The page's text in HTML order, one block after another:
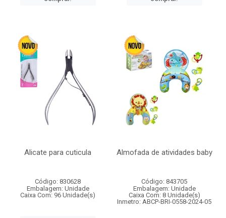
Alicate para cuticula
Código: 830628
Embalagem: Unidade
Caixa Com: 96 Unidade(s)
Almofada de atividades baby
Código: 843705
Embalagem: Unidade
Caixa Com: 8 Unidade(s)
Inmetro: ABCP-BRI-0558-2024-05